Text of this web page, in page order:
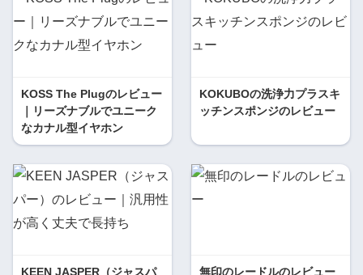
KOSS The Plugのレビュー
｜リーズナブルでユニーク
なカナル型イヤホン
KOKUBOの洗浄力プラスキ
ッチンスポンジのレビュー
KEEN JASPER（ジャスパ
無印のレードルのレビュー